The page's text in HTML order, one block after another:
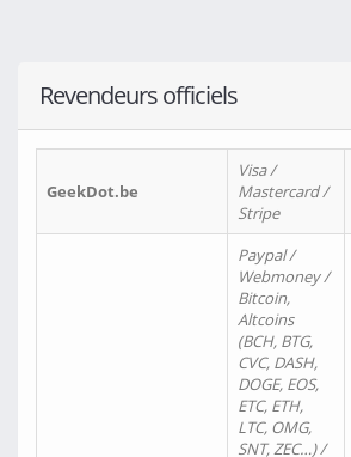
Revendeurs officiels
GeekDot.be
Visa /
Mastercard /
Stripe
Paypal /
Webmoney /
Bitcoin,
Altcoins
(BCH, BTG,
CVC, DASH,
DOGE, EOS,
ETC, ETH,
LTC, OMG,
SNT, ZEC…) /